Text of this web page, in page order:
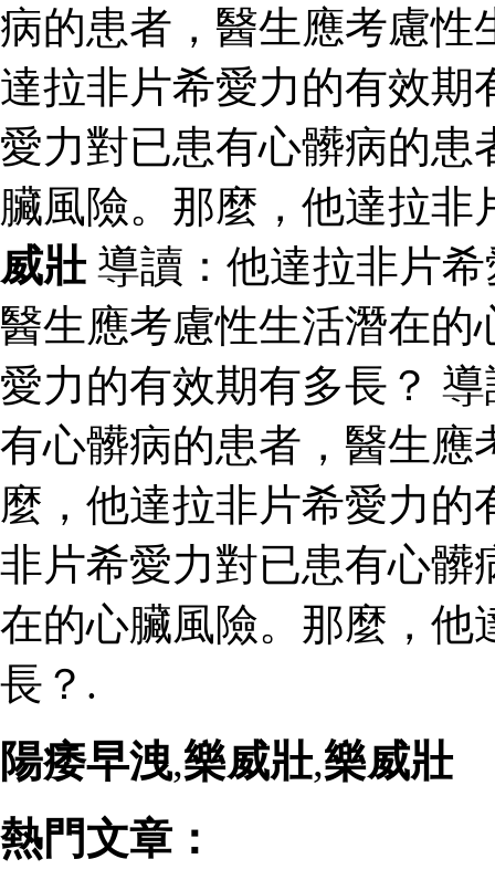
病的患者，醫生應考慮性
達拉非片希愛力的有效期
愛力對已患有心髒病的患
臟風險。那麼，他達拉
威壯導讀：他達拉非片
醫生應考慮性生活潛在的
愛力的有效期有多長？
有心髒病的患者，醫生應
麼，他達拉非片希愛力
非片希愛力對已患有心髒
在的心臟風險。那麼，他
長？.
陽痿早洩,樂威壯,樂威壯
熱門文章：